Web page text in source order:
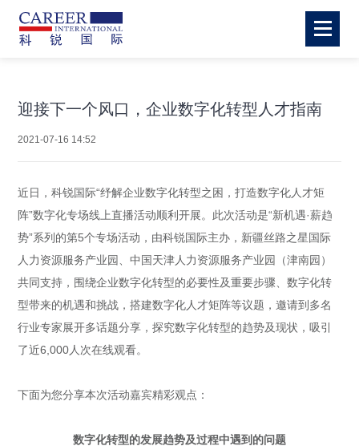
迎接下一个风口，企业数字化转型人才指南
2021-07-16 14:52
近日，科锐国际“纾解企业数字化转型之困，打造数字化人才矩
阵”数字化专场线上直播活动顺利开展。此次活动是“新机遇·薪趋
势”系列的第5个专场活动，由科锐国际主办，新疆丝路之星国际
人力资源服务产业园、中国天津人力资源服务产业园（津南园）
共同支持，围绕企业数字化转型的必要性及重要步骤、数字化转
型带来的机遇和挑战，搭建数字化人才矩阵等议题，邀请到多名
行业专家展开多话题分享，探究数字化转型的趋势及现状，吸引
了近6,000人次在线观看。
下面为您分享本次活动嘉宾精彩观点：
数字化转型的发展趋势及过程中遇到的问题